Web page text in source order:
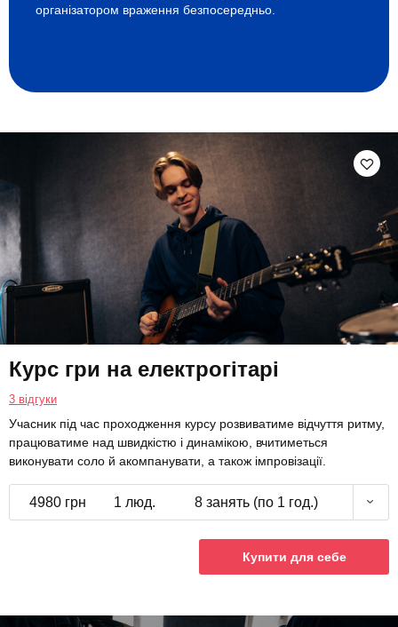
організатором враження безпосередньо.
Курс гри на електрогітарі
3 відгуки
Учасник під час проходження курсу розвиватиме відчуття ритму,
працюватиме над швидкістю і динамікою, вчитиметься
виконувати соло й акомпанувати, а також імпровізації.
4980 грн 1 люд. 8 занять (по 1 год.)
Купити для себе